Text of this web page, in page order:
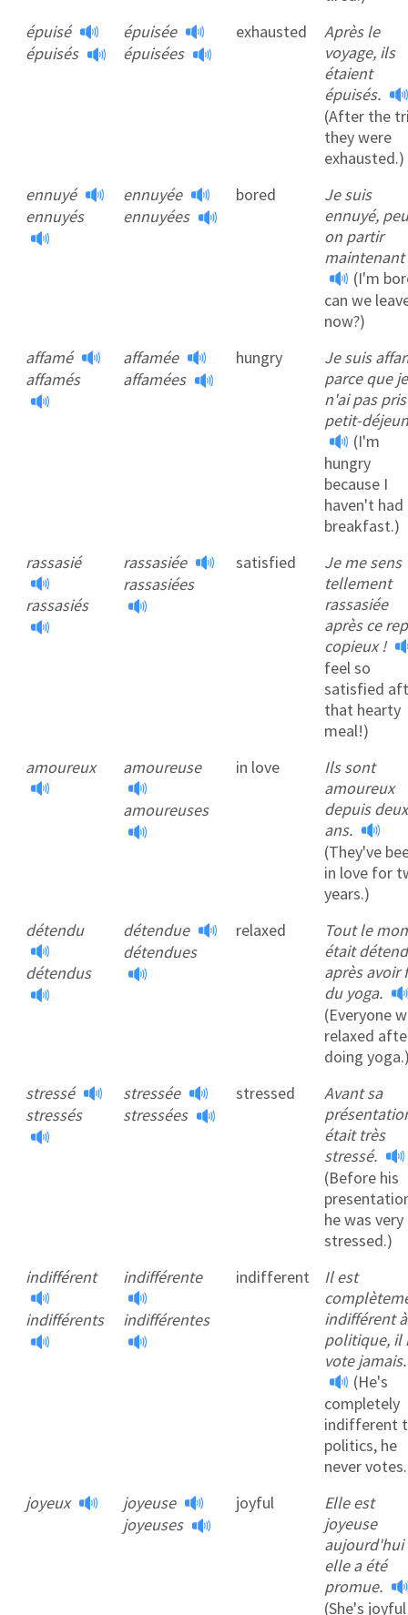
épuisé
épuisés
épuisée
épuisées
exhausted
Après le
voyage, ils
étaient
épuisés.
(After the
they were
exhausted.)
ennuyé
ennuyés
ennuyée
ennuyées
bored
Je suis
ennuyé,
on partir
maintenant
(I'm
can we
now?)
affamé
affamés
affamée
affamées
hungry
Je suis
parce que je
n'ai pas
petit-
(I'm
hungry
because I
haven't had
breakfast.)
rassasié
rassasiés
rassasiée
rassasiées
satisfied
Je me sens
tellement
rassasiée
après ce
copieux !
feel so
satisfied
that hearty
meal!)
amoureux
amoureuse
amoureuses
in love
Ils sont
amoureux
depuis deux
ans.
(They've
in love for
years.)
détendu
détendus
détendue
détendues
relaxed
Tout le
était
après avoir
du yoga.
(Everyone
relaxed
doing
stressé
stressés
stressée
stressées
stressed
Avant sa
était très
stressé.
(Before his
he was very
stressed.)
indifférent
indifférents
indifférente
indifférentes
indifferent
Il est
indifférent
politique, il
vote jamais.
(He's
completely
indifferent
politics, he
never
joyeux
joyeuse
joyeuses
joyful
Elle est
joyeuse
aujourd'hui
elle a été
promue.
(She's joyful